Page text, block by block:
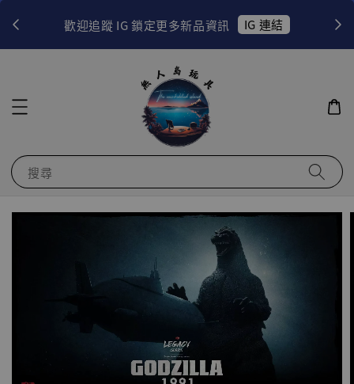
歡迎追蹤 IG 鎖定更多新品資訊 IG 連結
搜尋